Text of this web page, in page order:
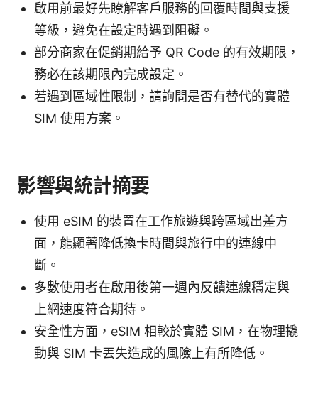
啟用前最好先瞭解客戶服務的回覆時間與支援
等級，避免在設定時遇到阻礙。
部分商家在促銷期給予 QR Code 的有效期限，
務必在該期限內完成設定。
若遇到區域性限制，請詢問是否有替代的實體
SIM 使用方案。
影響與統計摘要
使用 eSIM 的裝置在工作旅遊與跨區域出差方
面，能顯著降低換卡時間與旅行中的連線中
斷。
多數使用者在啟用後第一週內反饋連線穩定與
上網速度符合期待。
安全性方面，eSIM 相較於實體 SIM，在物理撬
動與 SIM 卡丟失造成的風險上有所降低。